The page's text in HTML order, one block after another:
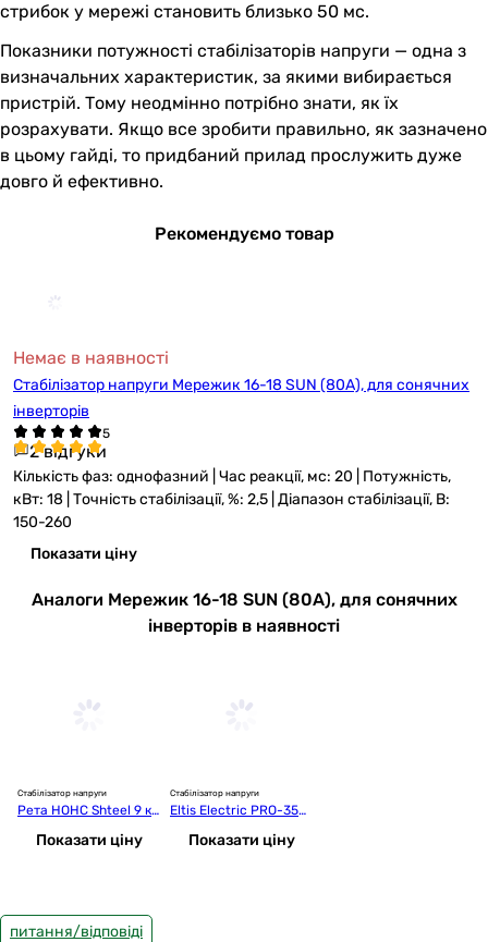
стрибок у мережі становить близько 50 мс.
Показники потужності стабілізаторів напруги — одна з
визначальних характеристик, за якими вибирається
пристрій. Тому неодмінно потрібно знати, як їх
розрахувати. Якщо все зробити правильно, як зазначено
в цьому гайді, то придбаний прилад прослужить дуже
довго й ефективно.
Рекомендуємо товар
Немає в наявності
Стабілізатор напруги Мережик 16-18 SUN (80А), для сонячних
інверторів
2 відгуки
Кількість фаз: однофазний | Час реакції, мс: 20 | Потужність,
кВт: 18 | Точність стабілізації, %: 2,5 | Діапазон стабілізації, В:
150-260
Показати ціну
Аналоги Мережик 16-18 SUN (80А), для сонячних
інверторів в наявності
Стабілізатор напруги
Рета HOHC Shteel 9 кВ
т 40А 7-0 Infineon
Показати ціну
Стабілізатор напруги
Eltis Electric PRO-350
Показати ціну
питання/відповіді